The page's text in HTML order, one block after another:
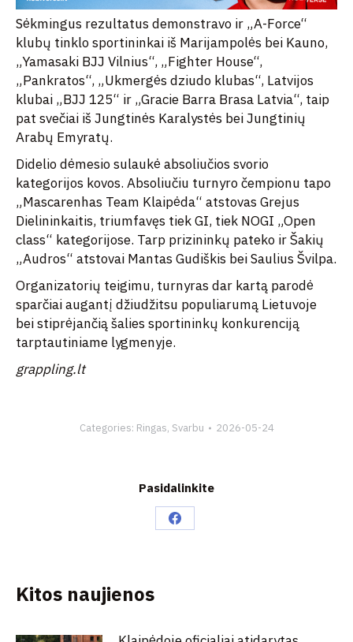
Sėkmingus rezultatus demonstravo ir „A-Force“
klubų tinklo sportininkai iš Marijampolės bei Kauno,
„Yamasaki BJJ Vilnius“, „Fighter House“,
„Pankratos“, „Ukmergės dziudo klubas“, Latvijos
klubai „BJJ 125“ ir „Gracie Barra Brasa Latvia“, taip
pat svečiai iš Jungtinės Karalystės bei Jungtinių
Arabų Emyratų.
Didelio dėmesio sulaukė absoliučios svorio
kategorijos kovos. Absoliučiu turnyro čempionu tapo
„Mascarenhas Team Klaipėda“ atstovas Grejus
Dielininkaitis, triumfavęs tiek GI, tiek NOGI „Open
class“ kategorijose. Tarp prizininkų pateko ir Šakių
„Audros“ atstovai Mantas Gudiškis bei Saulius Švilpa.
Organizatorių teigimu, turnyras dar kartą parodė
sparčiai augantį džiudžitsu populiarumą Lietuvoje
bei stiprėjančią šalies sportininkų konkurenciją
tarptautiniame lygmenyje.
grappling.lt
Categories: Ringas, Svarbu 2026-05-24
Pasidalinkite
Share
Kitos naujienos